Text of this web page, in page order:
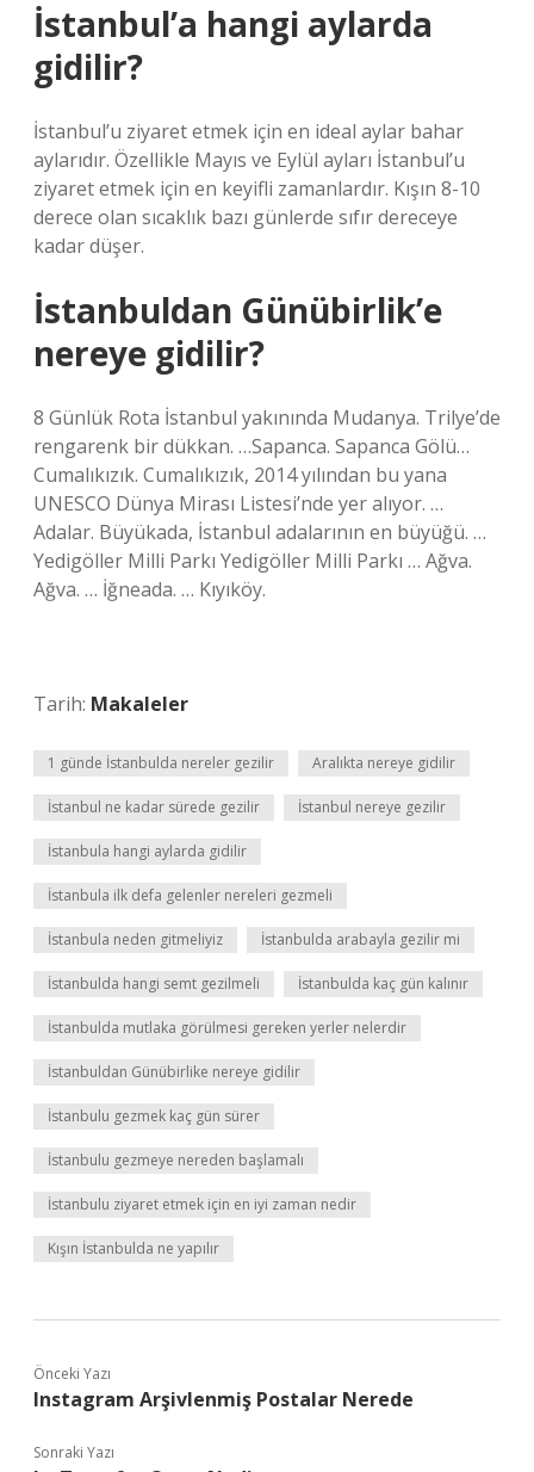
İstanbul’a hangi aylarda
gidilir?
İstanbul’u ziyaret etmek için en ideal aylar bahar
aylarıdır. Özellikle Mayıs ve Eylül ayları İstanbul’u
ziyaret etmek için en keyifli zamanlardır. Kışın 8-10
derece olan sıcaklık bazı günlerde sıfır dereceye
kadar düşer.
İstanbuldan Günübirlik’e
nereye gidilir?
8 Günlük Rota İstanbul yakınında Mudanya. Trilye’de
rengarenk bir dükkan. …Sapanca. Sapanca Gölü…
Cumalıkızık. Cumalıkızık, 2014 yılından bu yana
UNESCO Dünya Mirası Listesi’nde yer alıyor. …
Adalar. Büyükada, İstanbul adalarının en büyüğü. …
Yedigöller Milli Parkı Yedigöller Milli Parkı … Ağva.
Ağva. … İğneada. … Kıyıköy.
Tarih: Makaleler
1 günde İstanbulda nereler gezilir Aralıkta nereye gidilir
İstanbul ne kadar sürede gezilir İstanbul nereye gezilir
İstanbula hangi aylarda gidilir
İstanbula ilk defa gelenler nereleri gezmeli
İstanbula neden gitmeliyiz İstanbulda arabayla gezilir mi
İstanbulda hangi semt gezilmeli İstanbulda kaç gün kalınır
İstanbulda mutlaka görülmesi gereken yerler nelerdir
İstanbuldan Günübirlike nereye gidilir
İstanbulu gezmek kaç gün sürer
İstanbulu gezmeye nereden başlamalı
İstanbulu ziyaret etmek için en iyi zaman nedir
Kışın İstanbulda ne yapılır
Önceki Yazı
Instagram Arşivlenmiş Postalar Nerede
Sonraki Yazı